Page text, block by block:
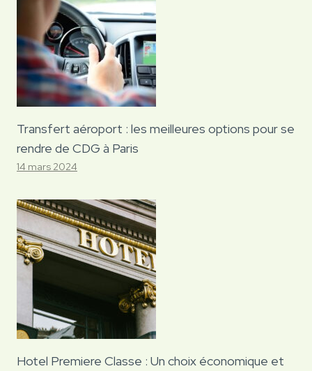
Transfert aéroport : les meilleures options pour se
rendre de CDG à Paris
14 mars 2024
Hotel Premiere Classe : Un choix économique et